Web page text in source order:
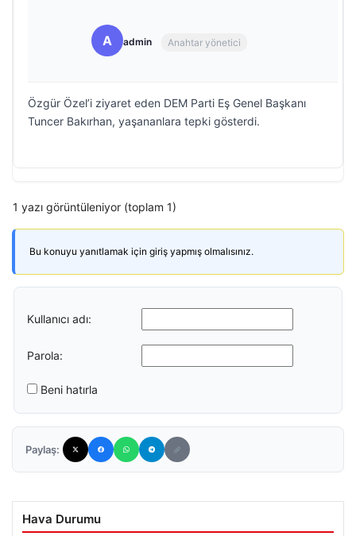
A admin Anahtar yönetici
Özgür Özel’i ziyaret eden DEM Parti Eş Genel Başkanı
Tuncer Bakırhan, yaşananlara tepki gösterdi.
1 yazı görüntüleniyor (toplam 1)
Bu konuyu yanıtlamak için giriş yapmış olmalısınız.
Kullanıcı adı:
Parola:
Beni hatırla
Paylaş:
Hava Durumu